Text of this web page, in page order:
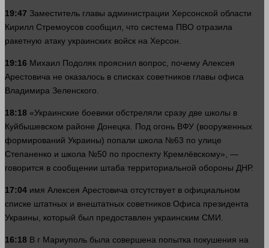
19:47 Заместитель главы администрации Херсонской области
Кирилл Стремоусов сообщил, что система ПВО отразила
ракетную атаку украинских войск на Херсон.
19:16 Михаил Подоляк прояснил вопрос , почему Алексея
Арестовича не оказалось в списках советников главы офиса
Владимира Зеленского.
18:18 «Украинские боевики обстреляли сразу две школы в
Куйбышевском районе Донецка. Под огонь ВФУ (вооруженных
формирований Украины) попали школа №63 по улице
Степаненко и школа №50 по проспекту Кремлёвскому», —
говорится в сообщении штаба территориальной обороны ДНР.
17:04 имя Алексея Арестовича отсутствует в официальном
списке штатных и внештатных советников Офиса президента
Украины, который был предоставлен украинским СМИ.
16:18 В г Мариуполь была совершена попытка покушения на